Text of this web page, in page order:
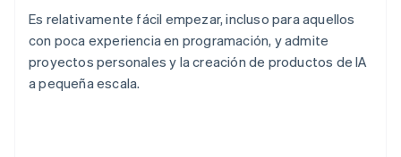
Es relativamente fácil empezar, incluso para aquellos
con poca experiencia en programación, y admite
proyectos personales y la creación de productos de IA
a pequeña escala.